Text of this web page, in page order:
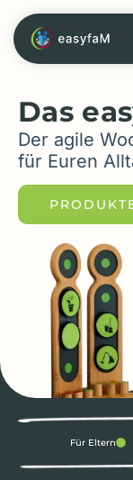
Das
Der agile
für Euren
Für Eltern